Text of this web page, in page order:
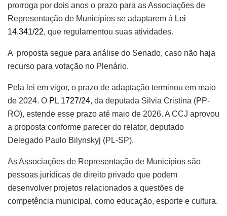
prorroga por dois anos o prazo para as Associações de
Representação de Municípios se adaptarem à Lei
14.341/22, que regulamentou suas atividades.
A proposta segue para análise do Senado, caso não haja
recurso para votação no Plenário.
Pela lei em vigor, o prazo de adaptação terminou em maio
de 2024. O PL 1727/24, da deputada Silvia Cristina (PP-
RO), estende esse prazo até maio de 2026. A CCJ aprovou
a proposta conforme parecer do relator, deputado
Delegado Paulo Bilynskyj (PL-SP).
As Associações de Representação de Municípios são
pessoas jurídicas de direito privado que podem
desenvolver projetos relacionados a questões de
competência municipal, como educação, esporte e cultura.